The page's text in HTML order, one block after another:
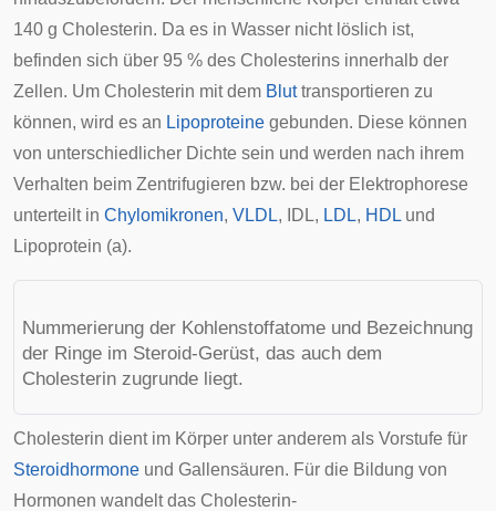
140 g Cholesterin. Da es in Wasser nicht löslich ist,
befinden sich über 95 % des Cholesterins innerhalb der
Zellen. Um Cholesterin mit dem Bluttransportieren zu
können, wird es an Lipoproteine gebunden. Diese können
von unterschiedlicher Dichte sein und werden nach ihrem
Verhalten beim Zentrifugieren bzw. bei der Elektrophorese
unterteilt in Chylomikronen, VLDL, IDL, LDL, HDL und
Lipoprotein (a).
Nummerierung der Kohlenstoffatome und Bezeichnung
der Ringe im Steroid-Gerüst, das auch dem
Cholesterin zugrunde liegt.
Cholesterin dient im Körper unter anderem als Vorstufe für
Steroidhormone und Gallensäuren. Für die Bildung von
Hormonen wandelt das Cholesterin-